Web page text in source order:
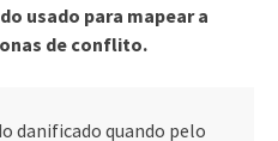
usado para mapear a
de conflito.
danificado quando pelo